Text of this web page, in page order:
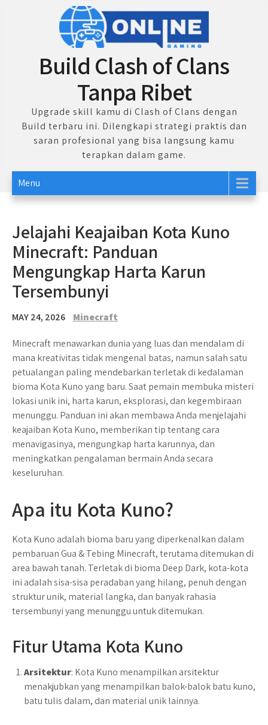
Build Clash of Clans
Tanpa Ribet
Upgrade skill kamu di Clash of Clans dengan
Build terbaru ini. Dilengkapi strategi praktis dan
saran profesional yang bisa langsung kamu
terapkan dalam game.
Menu
Jelajahi Keajaiban Kota Kuno
Minecraft: Panduan
Mengungkap Harta Karun
Tersembunyi
MAY 24, 2026 Minecraft
Minecraft menawarkan dunia yang luas dan mendalam di
mana kreativitas tidak mengenal batas, namun salah satu
petualangan paling mendebarkan terletak di kedalaman
bioma Kota Kuno yang baru. Saat pemain membuka misteri
lokasi unik ini, harta karun, eksplorasi, dan kegembiraan
menunggu. Panduan ini akan membawa Anda menjelajahi
keajaiban Kota Kuno, memberikan tip tentang cara
menavigasinya, mengungkap harta karunnya, dan
meningkatkan pengalaman bermain Anda secara
keseluruhan.
Apa itu Kota Kuno?
Kota Kuno adalah bioma baru yang diperkenalkan dalam
pembaruan Gua & Tebing Minecraft, terutama ditemukan di
area bawah tanah. Terletak di bioma Deep Dark, kota-kota
ini adalah sisa-sisa peradaban yang hilang, penuh dengan
struktur unik, material langka, dan banyak rahasia
tersembunyi yang menunggu untuk ditemukan.
Fitur Utama Kota Kuno
Arsitektur: Kota Kuno menampilkan arsitektur
menakjubkan yang menampilkan balok-balok batu kuno,
batu tulis dalam, dan material unik lainnya.